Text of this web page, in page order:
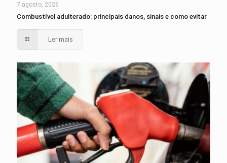
7 agosto, 2026
Combustível adulterado: principais danos, sinais e como evitar
Ler mais